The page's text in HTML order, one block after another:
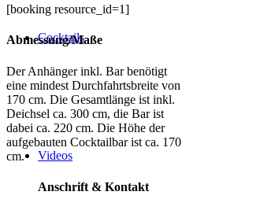
Cocktails
Videos
[booking resource_id=1]
Abmessung/Maße
Der Anhänger inkl. Bar benötigt
eine mindest Durchfahrtsbreite von
170 cm. Die Gesamtlänge ist inkl.
Deichsel ca. 300 cm, die Bar ist
dabei ca. 220 cm. Die Höhe der
aufgebauten Cocktailbar ist ca. 170
cm.
Anschrift & Kontakt